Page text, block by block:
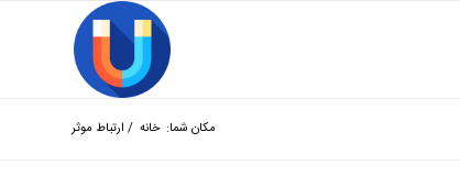
مکان شما: خانه / ارتباط موثر